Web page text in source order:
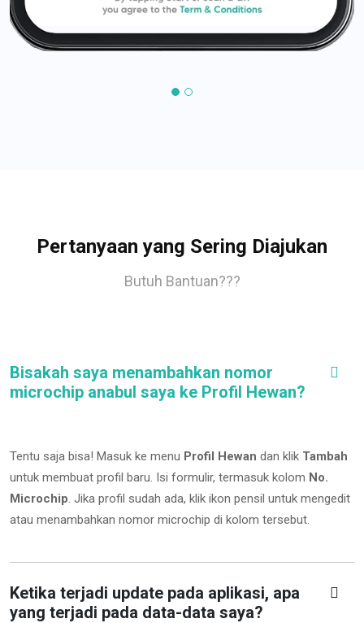
Pertanyaan yang Sering Diajukan
Butuh Bantuan???
Bisakah saya menambahkan nomor
microchip anabul saya ke Profil Hewan?
Tentu saja bisa! Masuk ke menu Profil Hewan dan klik Tambah
untuk membuat profil baru. Isi formulir, termasuk kolom No.
Microchip. Jika profil sudah ada, klik ikon pensil untuk mengedit
atau menambahkan nomor microchip di kolom tersebut.
Ketika terjadi update pada aplikasi, apa
yang terjadi pada data-data saya?